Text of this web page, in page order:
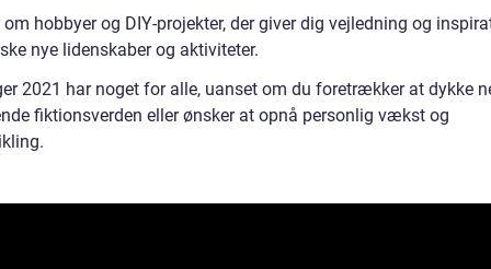
hobbyer og DIY-projekter, der giver dig vejledning og
nye lidenskaber og aktiviteter.
2021 har noget for alle, uanset om du foretrækker at dykke
fiktionsverden eller ønsker at opnå personlig vækst og